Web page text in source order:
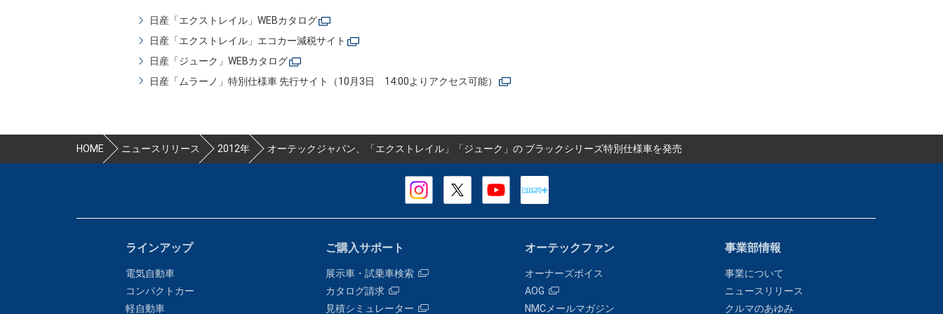
日産「エクストレイル」WEBカタログ
日産「エクストレイル」エコカー減税サイト
日産「ジューク」WEBカタログ
日産「ムラーノ」特別仕様車 先行サイト（10月3日 14:00よりアクセス可能）
HOME ニュースリリース 2012年 オーテックジャパン、「エクストレイル」「ジューク」の ブラックシリーズ特別仕様車を発売
ラインアップ
電気自動車
コンパクトカー
軽自動車
ご購入サポート
展示車・試乗車検索
カタログ請求
見積シミュレーター
オーテックファン
オーナーズボイス
AOG
NMCメールマガジン
事業部情報
事業について
ニュースリリース
クルマのあゆみ